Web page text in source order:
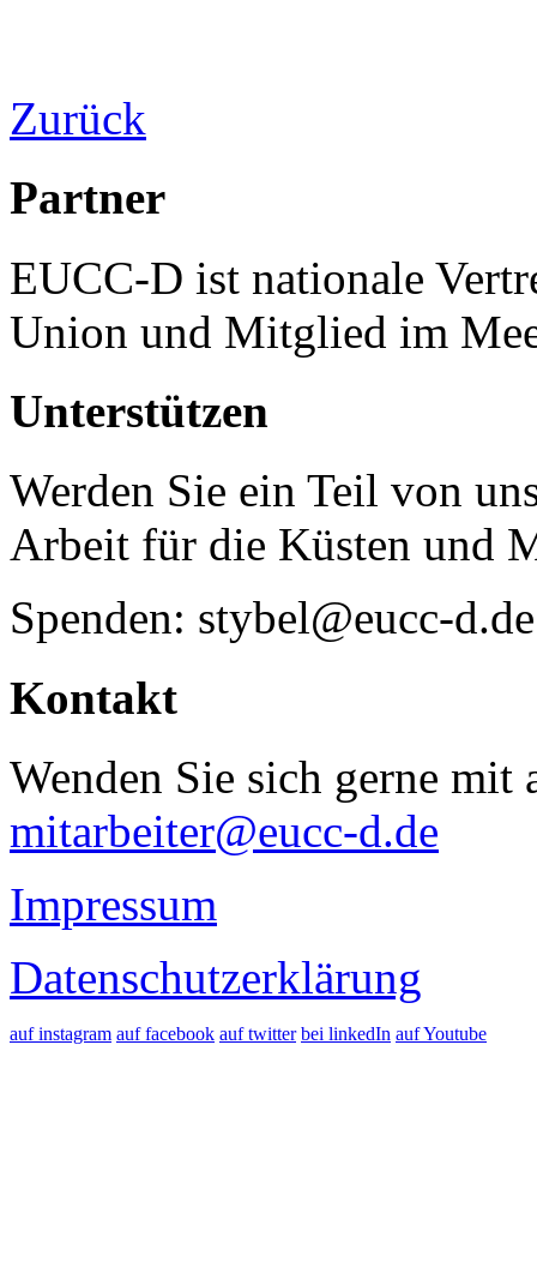
Zurück
Partner
EUCC-D ist nationale
Union und Mitglied im
Unterstützen
Werden Sie ein Teil von
Arbeit für die Küsten und
Spenden: stybel@eucc-d.de
Kontakt
Wenden Sie sich gerne mit
mitarbeiter@eucc-d.de
Impressum
Datenschutzerklärung
auf instagram auf facebook auf twitter bei linkedIn auf Youtube